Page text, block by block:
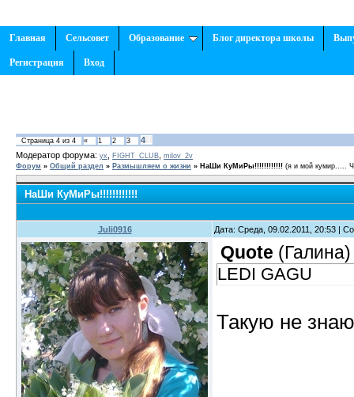
Главная Сельсовет Образование Блог директора школы
Регистрация Вход
Страница 4 из 4 « 1 2 3
4
Модератор форума: yx , FIGHT_CLUB, milov_2v
Форум » Общий раздел » Размышляем о жизни » НаШи КуМиРы!!!!!!!!!!!! (я и мой кумир.....
НаШи КуМиРы!!!!!!!!!!!!
Juli0916 Дата: Среда, 09.02.2011, 20:53 |
Quote (Галина)
LEDI GAGU
Такую не